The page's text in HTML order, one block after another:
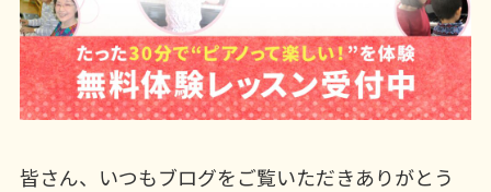
皆さん、いつもブログをご覧いただきありがとう